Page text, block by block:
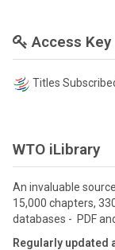
Access Key
Titles
WTO iLibrary
An invaluable
15,000 chapters,
databases - PDF
Regularly updated